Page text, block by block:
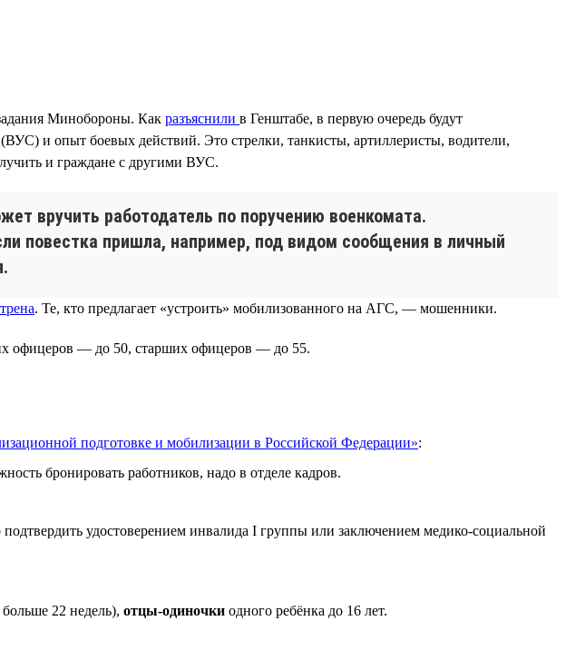
Минобороны. Как разъяснили в Генштабе, в первую очередь будут
и опыт боевых действий. Это стрелки, танкисты, артиллеристы, водители,
и граждане с другими ВУС.
вручить работодатель по поручению военкомата.
повестка пришла, например, под видом сообщения в личный
. Те, кто предлагает «устроить» мобилизованного на АГС, — мошенники.
офицеров — до 50, старших офицеров — до 55.
подготовке и мобилизации в Российской Федерации»:
бронировать работников, надо в отделе кадров.
удостоверением инвалида I группы или заключением медико-социальной
22 недель), отцы-одиночки одного ребёнка до 16 лет.